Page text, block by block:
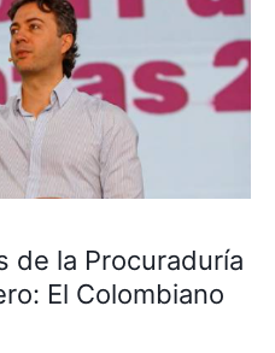
de la Procuraduría
El Colombiano